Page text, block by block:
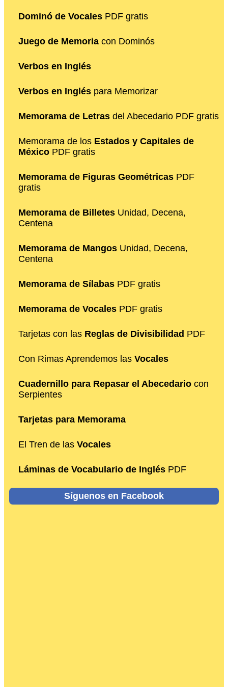
Dominó de Vocales PDF gratis
Juego de Memoria con Dominós
Verbos en Inglés
Verbos en Inglés para Memorizar
Memorama de Letras del Abecedario PDF gratis
Memorama de los Estados y Capitales de
México PDF gratis
Memorama de Figuras Geométricas PDF
gratis
Memorama de Billetes Unidad, Decena,
Centena
Memorama de Mangos Unidad, Decena,
Centena
Memorama de Sílabas PDF gratis
Memorama de Vocales PDF gratis
Tarjetas con las Reglas de Divisibilidad PDF
Con Rimas Aprendemos las Vocales
Cuadernillo para Repasar el Abecedario con
Serpientes
Tarjetas para Memorama
El Tren de las Vocales
Láminas de Vocabulario de Inglés PDF
Síguenos en Facebook